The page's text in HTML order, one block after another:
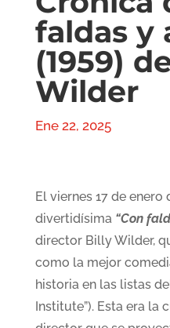
faldas y
(1959)
Wilder
Ene 22, 2025
El viernes 17 de
divertidísima “Con
director Billy Wilder,
como la mejor
historia en las listas
Institute”). Esta era